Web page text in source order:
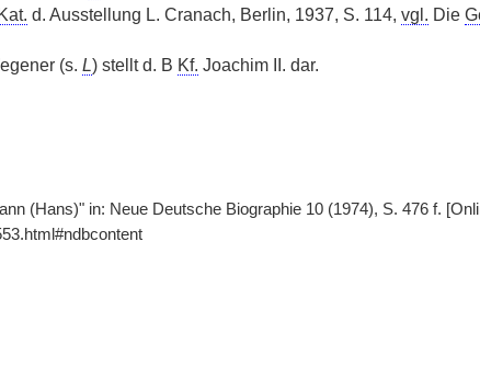
Kat. d. Ausstellung L. Cranach, Berlin, 1937, S. 114, vgl. Die
(s. L) stellt d. B Kf. Joachim II. dar.
(Hans)" in: Neue Deutsche Biographie 10 (1974), S. 476 f.